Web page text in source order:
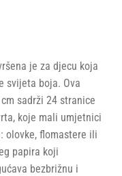
je za djecu koja
svijeta boja. Ova
sadrži 24 stranice
koje mali umjetnici
olovke, flomastere ili
papira koji
bezbrižnu i